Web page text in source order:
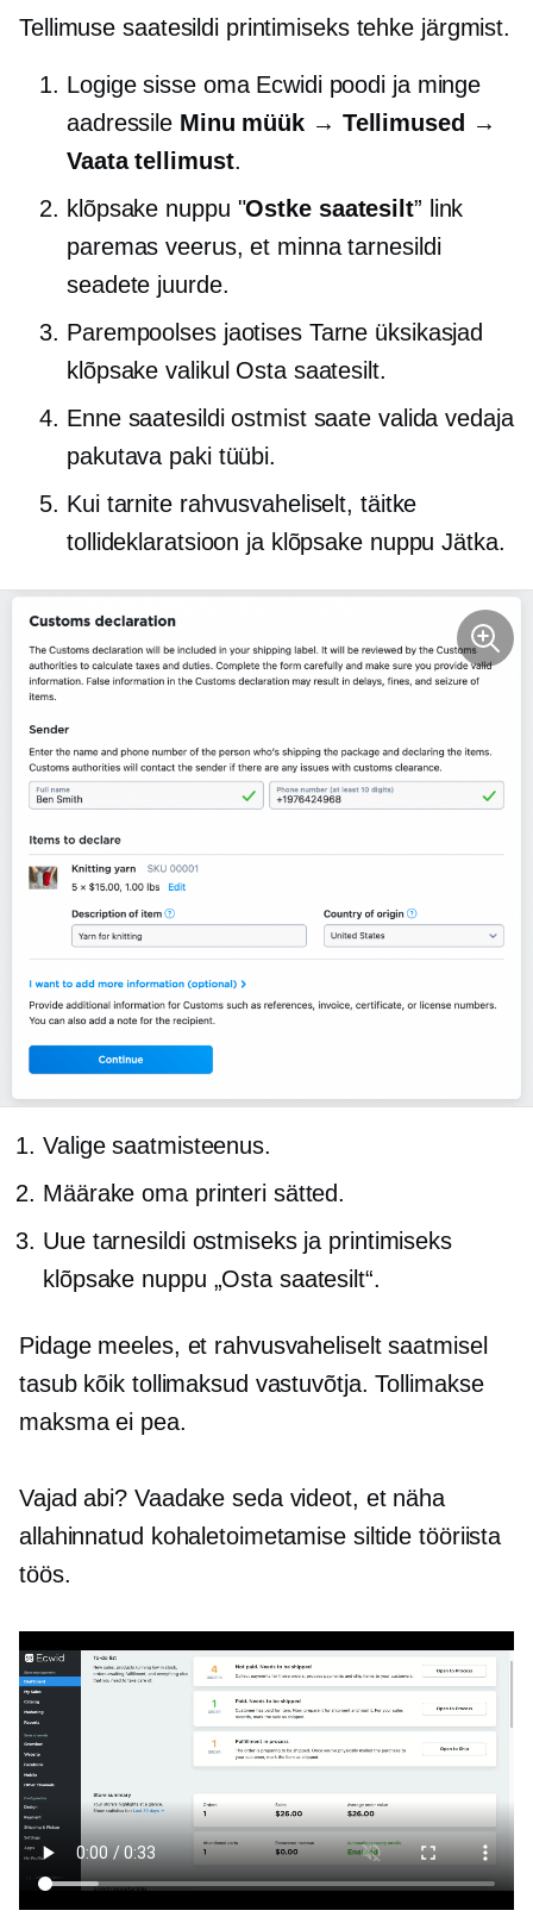
Tellimuse saatesildi printimiseks tehke järgmist.
Logige sisse oma Ecwidi poodi ja minge
aadressile Minu müük → Tellimused →
Vaata tellimust.
klõpsake nuppu "Ostke saatesilt” link
paremas veerus, et minna tarnesildi
seadete juurde.
Parempoolses jaotises Tarne üksikasjad
klõpsake valikul Osta saatesilt.
Enne saatesildi ostmist saate valida vedaja
pakutava paki tüübi.
Kui tarnite rahvusvaheliselt, täitke
tollideklaratsioon ja klõpsake nuppu Jätka.
Valige saatmisteenus.
Määrake oma printeri sätted.
Uue tarnesildi ostmiseks ja printimiseks
klõpsake nuppu „Osta saatesilt“.
Pidage meeles, et rahvusvaheliselt saatmisel
tasub kõik tollimaksud vastuvõtja. Tollimakse
maksma ei pea.
Vajad abi? Vaadake seda videot, et näha
allahinnatud kohaletoimetamise siltide tööriista
töös.